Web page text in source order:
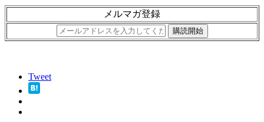
メルマガ登録
Tweet